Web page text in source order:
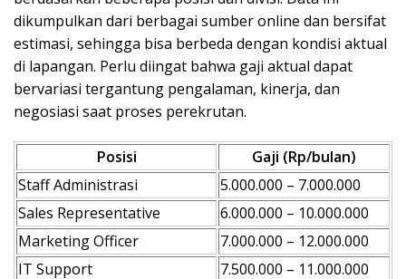
dikumpulkan dari berbagai sumber online dan bersifat
estimasi, sehingga bisa berbeda dengan kondisi aktual
di lapangan. Perlu diingat bahwa gaji aktual dapat
bervariasi tergantung pengalaman, kinerja, dan
negosiasi saat proses perekrutan.
Posisi
Gaji (Rp/bulan)
Staff Administrasi
5.000.000 – 7.000.000
Sales Representative
6.000.000 – 10.000.000
Marketing Officer
7.000.000 – 12.000.000
IT Support
7.500.000 – 11.000.000